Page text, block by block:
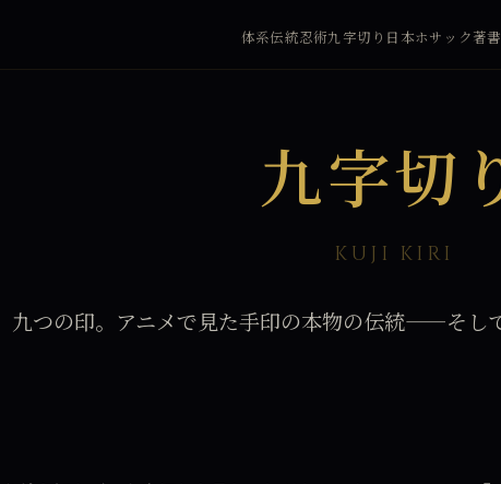
体系伝統忍術九字切り 日本ホサック著書
九字切
KUJI KIRI
九つの印。アニメで見た手印の本物の伝統——そし